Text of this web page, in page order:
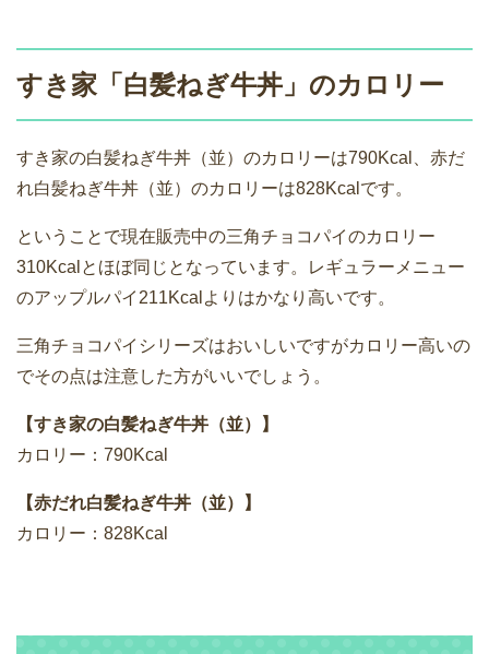
すき家「白髪ねぎ牛丼」のカロリー
すき家の白髪ねぎ牛丼（並）のカロリーは790Kcal、赤だ
れ白髪ねぎ牛丼（並）のカロリーは828Kcalです。
ということで現在販売中の三角チョコパイのカロリー
310Kcalとほぼ同じとなっています。レギュラーメニュー
のアップルパイ211Kcalよりはかなり高いです。
三角チョコパイシリーズはおいしいですがカロリー高いの
でその点は注意した方がいいでしょう。
【すき家の白髪ねぎ牛丼（並）】
カロリー：790Kcal
【赤だれ白髪ねぎ牛丼（並）】
カロリー：828Kcal